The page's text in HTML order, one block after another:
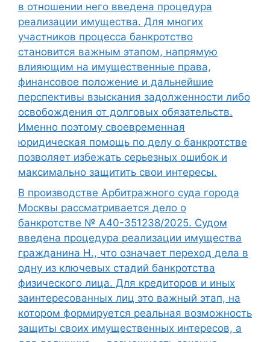
в отношении него введена процедура
реализации имущества. Для многих
участников процесса банкротство
становится важным этапом, напрямую
влияющим на имущественные права,
финансовое положение и дальнейшие
перспективы взыскания задолженности либо
освобождения от долговых обязательств.
Именно поэтому своевременная
юридическая помощь по делу о банкротстве
позволяет избежать серьезных ошибок и
максимально защитить свои интересы.
В производстве Арбитражного суда города
Москвы рассматривается дело о
банкротстве № А40-351238/2025. Судом
введена процедура реализации имущества
гражданина Н., что означает переход дела в
одну из ключевых стадий банкротства
физического лица. Для кредиторов и иных
заинтересованных лиц это важный этап, на
котором формируется реальная возможность
защиты своих имущественных интересов, а